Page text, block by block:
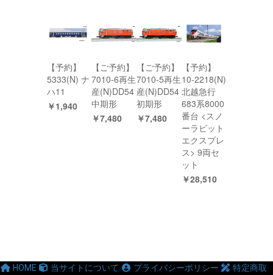
【予約】
5333(N) ナ
ハ11
￥1,940
【ご予約】
7010-6再生
産(N)DD54
中期形
￥7,480
【ご予約】
7010-5再生
産(N)DD54
初期形
￥7,480
【予約】
10-2218(N)
北越急行
683系8000
番台 <スノ
ーラビット
エクスプレ
ス> 9両セ
ット
￥28,510
HOME 当サイトについて プライバシーポリシー 特定商取